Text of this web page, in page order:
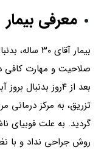
معرفی بیمار
بیمار آقای
صلاحیت و مهارت کافی
تزریق، به مرکز
گردید. به علت فوبیای
روش جراحی نداد و با